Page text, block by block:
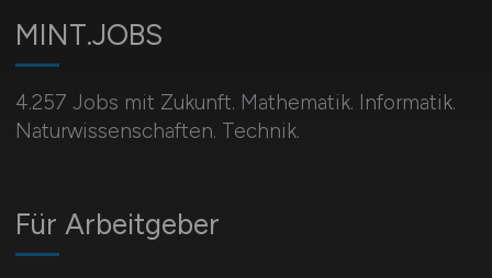
MINT.JOBS
4.257 Jobs mit Zukunft. Mathematik. Informatik.
Naturwissenschaften. Technik.
Für Arbeitgeber